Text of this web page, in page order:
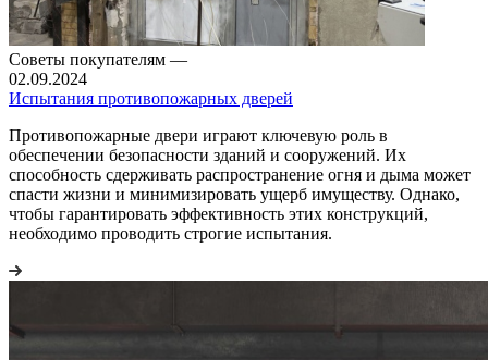
Советы покупателям —
02.09.2024
Испытания противопожарных дверей
Противопожарные двери играют ключевую роль в
обеспечении безопасности зданий и сооружений. Их
способность сдерживать распространение огня и дыма может
спасти жизни и минимизировать ущерб имуществу. Однако,
чтобы гарантировать эффективность этих конструкций,
необходимо проводить строгие испытания.